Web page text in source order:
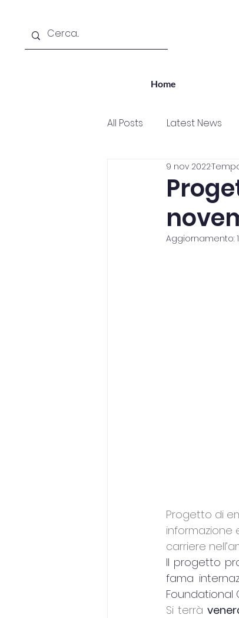
Home
All Posts Latest News
OrientAlloggi
Partecipazione
9 nov 2022
Aggiornamento:
Progetto di
informazione
carriere
Il progetto
fama
Foundational
Si terrà